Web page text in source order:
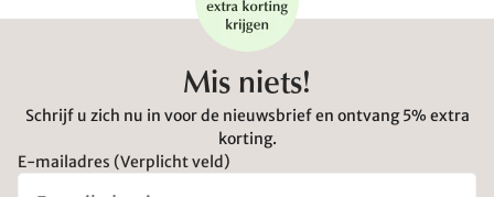
Mis niets!
Schrijf u zich nu in voor de nieuwsbrief en ontvang 5% extra
korting.
E-mailadres (Verplicht veld)